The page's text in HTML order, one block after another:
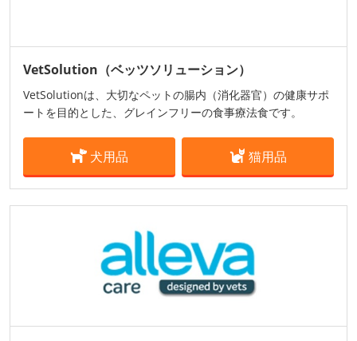
VetSolution（ベッツソリューション）
VetSolutionは、大切なペットの腸内（消化器官）の健康サポ
ートを目的とした、グレインフリーの食事療法食です。
犬用品 猫用品